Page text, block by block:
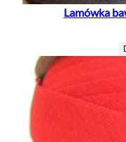
Lamówka